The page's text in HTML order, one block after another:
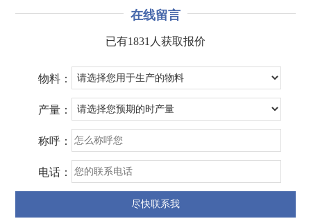
在线留言
已有1831人获取报价
物料：
产量：
称呼：
电话：